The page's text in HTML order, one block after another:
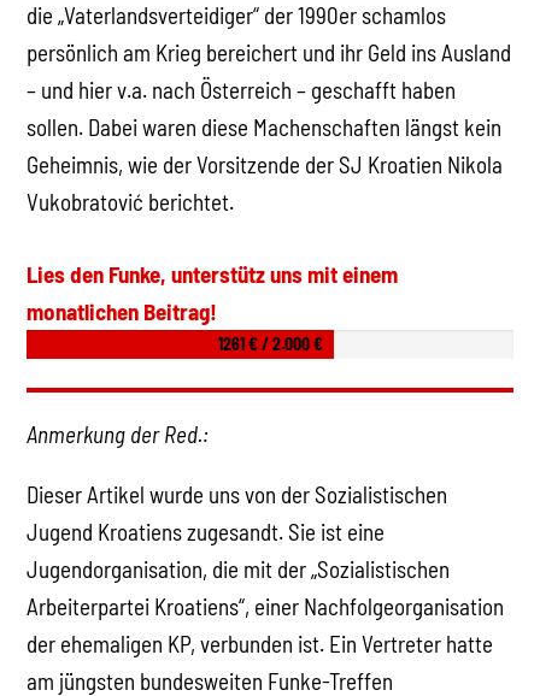
die „Vaterlandsverteidiger“ der 1990er schamlos
persönlich am Krieg bereichert und ihr Geld ins Ausland
– und hier v.a. nach Österreich – geschafft haben
sollen. Dabei waren diese Machenschaften längst kein
Geheimnis, wie der Vorsitzende der SJ Kroatien Nikola
Vukobratović berichtet.
Lies den Funke, unterstütz uns mit einem
monatlichen Beitrag!
1261 € / 2.000 €
Anmerkung der Red.:
Dieser Artikel wurde uns von der Sozialistischen
Jugend Kroatiens zugesandt. Sie ist eine
Jugendorganisation, die mit der „Sozialistischen
Arbeiterpartei Kroatiens“, einer Nachfolgeorganisation
der ehemaligen KP, verbunden ist. Ein Vertreter hatte
am jüngsten bundesweiten Funke-Treffen